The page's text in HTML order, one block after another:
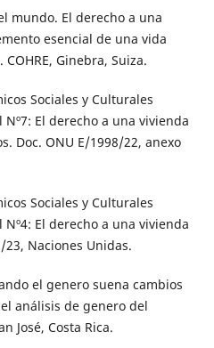
mundo. El derecho a una
esencial de una vida
Ginebra, Suiza.
Sociales y Culturales
El derecho a una vivienda
Doc. ONU E/1998/22, anexo
Sociales y Culturales
El derecho a una vivienda
23, Naciones Unidas.
el genero suena cambios
análisis de genero del
José, Costa Rica.